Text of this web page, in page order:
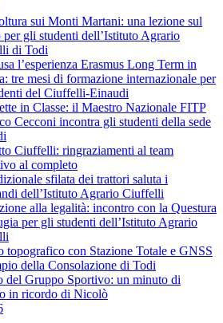
sui Monti Martani: una lezione sul
per gli studenti dell’Istituto Agrario
di Todi
l’esperienza Erasmus Long Term in
tre mesi di formazione internazionale per
del Ciuffelli-Einaudi
in Classe: il Maestro Nazionale FITP
Cecconi incontra gli studenti della sede
Ciuffelli: ringraziamenti al team
al completo
sfilata dei trattori saluta i
dell’Istituto Agrario Ciuffelli
alla legalità: incontro con la Questura
per gli studenti dell’Istituto Agrario
topografico con Stazione Totale e GNSS
della Consolazione di Todi
del Gruppo Sportivo: un minuto di
in ricordo di Nicolò